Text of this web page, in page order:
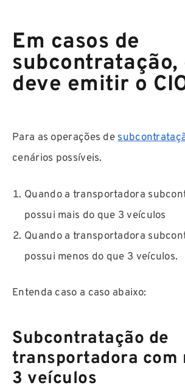
Em casos de
subcontratação,
deve emitir o
Para as operações de
cenários possíveis.
Quando a transportadora
possui mais do que 3 veículos
Quando a transportadora
possui menos do que 3 veículos.
Entenda caso a caso abaixo:
Subcontratação de
transportadora com
3 veículos